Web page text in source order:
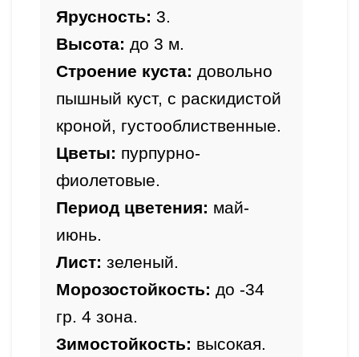
Ярусность: 3.
Высота: до 3 м.
Строение куста: довольно
пышный куст, с раскидистой
кроной, густооблиственные.
Цветы: пурпурно-
фиолетовые.
Период цветения: май-
июнь.
Лист: зеленый.
Морозостойкость: до -34
гр. 4 зона.
Зимостойкость: высокая.